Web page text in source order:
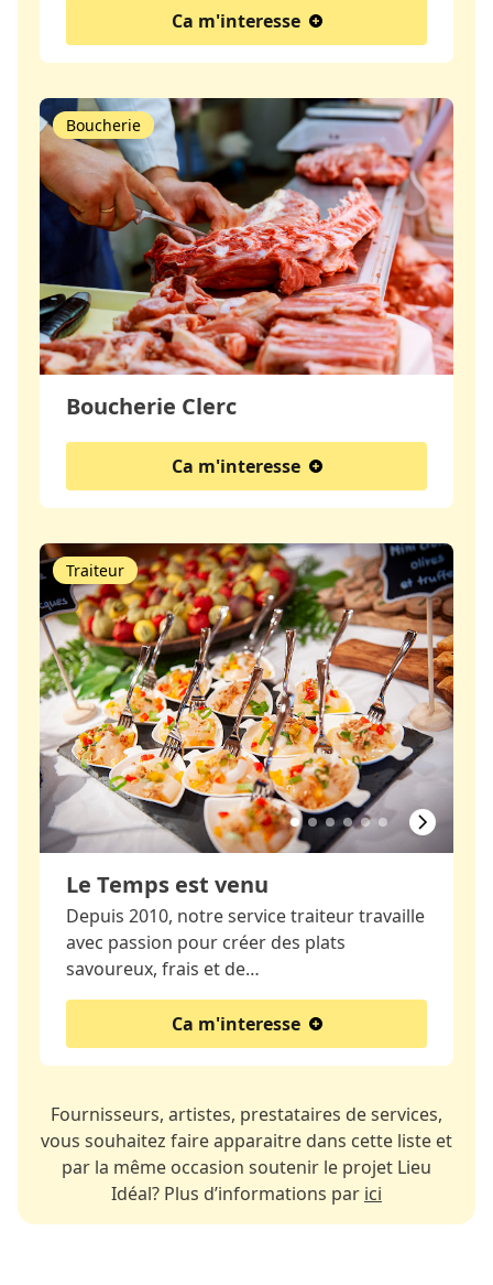
Ca m'interesse
Boucherie Clerc
Boucherie
Ca m'interesse
Le Temps est venu
Traiteur
Depuis 2010, notre service traiteur travaille
avec passion pour créer des plats
savoureux, frais et de…
Ca m'interesse
Fournisseurs, artistes, prestataires de services,
vous souhaitez faire apparaitre dans cette liste et
par la même occasion soutenir le projet Lieu
Idéal? Plus d’informations par ici